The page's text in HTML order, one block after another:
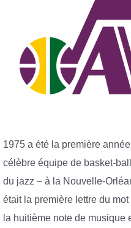
1975 a été la première
célèbre équipe de basket-
du jazz – à la Nouvelle-
était la première lettre du
la huitième note de musique